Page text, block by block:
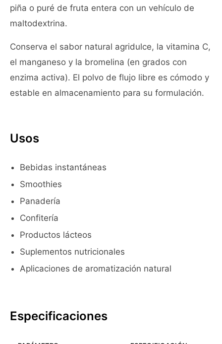
piña o puré de fruta entera con un vehículo de
maltodextrina.
Conserva el sabor natural agridulce, la vitamina C,
el manganeso y la bromelina (en grados con
enzima activa). El polvo de flujo libre es cómodo y
estable en almacenamiento para su formulación.
Usos
Bebidas instantáneas
Smoothies
Panadería
Confitería
Productos lácteos
Suplementos nutricionales
Aplicaciones de aromatización natural
Especificaciones